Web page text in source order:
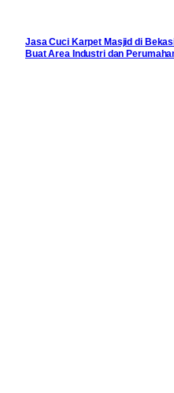
Jasa Cuci Karpet Masjid di
Buat Area Industri dan